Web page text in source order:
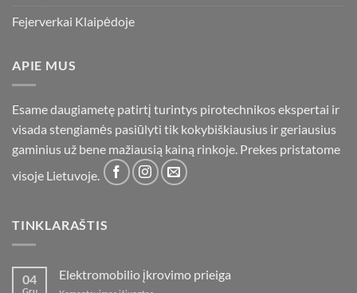
Fejerverkai Klaipėdoje
APIE MUS
Esame daugiametę patirtį turintys pirotechnikos ekspertai ir
visada stengiamės pasiūlyti tik kokybiškiausius ir geriausius
gaminius už bene mažiausią kainą rinkoje. Prekes pristatome
visoje Lietuvoje.
TINKLARAŠTIS
04
Gru
Elektromobilio įkrovimo prieiga